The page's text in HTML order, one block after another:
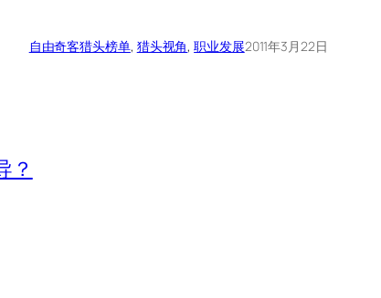
自由奇客猎头榜单, 猎头视角, 职业发展2011年3月22日
？